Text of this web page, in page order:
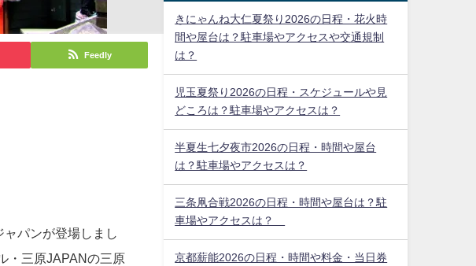
Feedly
パンが登場しまし
・三原JAPANの三原
きにゃんね大仁夏祭り2026の日程・花火時
間や屋台は？駐車場やアクセスや交通規制
は？
児玉夏祭り2026の日程・スケジュールや見
どころは？駐車場やアクセスは？
半夏生七夕夜市2026の日程・時間や屋台
は？駐車場やアクセスは？
三条凧合戦2026の日程・時間や屋台は？駐
車場やアクセスは？
京都薪能2026の日程・時間や料金・当日券